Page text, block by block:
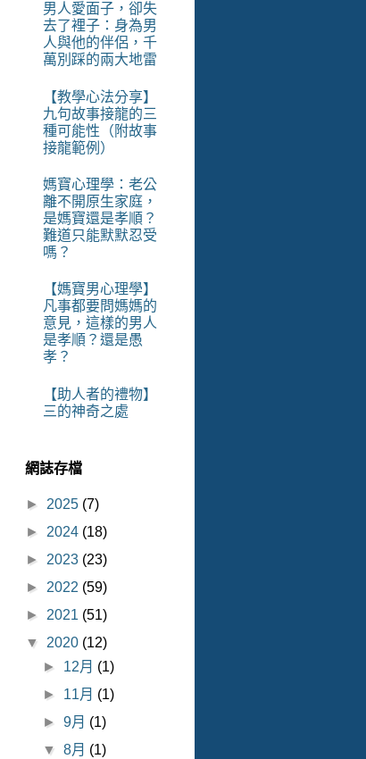
男人愛面子，卻失
去了裡子：身為男
人與他的伴侶，千
萬別踩的兩大地雷
【教學心法分享】
九句故事接龍的三
種可能性（附故事
接龍範例）
媽寶心理學：老公
離不開原生家庭，
是媽寶還是孝順？
難道只能默默忍受
嗎？
【媽寶男心理學】
凡事都要問媽媽的
意見，這樣的男人
是孝順？還是愚
孝？
【助人者的禮物】
三的神奇之處
網誌存檔
► 2025 (7)
► 2024 (18)
► 2023 (23)
► 2022 (59)
► 2021 (51)
▼ 2020 (12)
► 12月 (1)
► 11月 (1)
►9月 (1)
▼8月 (1)